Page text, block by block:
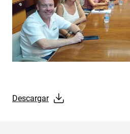
Descargar